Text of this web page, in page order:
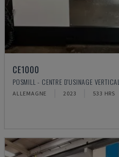
CE1000
POSMILL - CENTRE D'USINAGE VERTICAL
ALLEMAGNE 2023 533 HRS